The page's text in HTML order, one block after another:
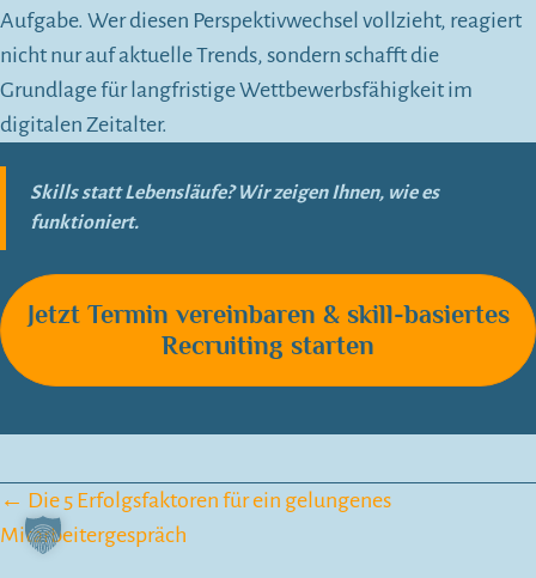
Aufgabe. Wer diesen Perspektivwechsel vollzieht, reagiert
nicht nur auf aktuelle Trends, sondern schafft die
Grundlage für langfristige Wettbewerbsfähigkeit im
digitalen Zeitalter.
Skills statt Lebensläufe? Wir zeigen Ihnen, wie es
funktioniert.
Jetzt Termin vereinbaren & skill-basiertes
Recruiting starten
Posts
navigation
← Die 5 Erfolgsfaktoren für ein gelungenes
Mitarbeitergespräch